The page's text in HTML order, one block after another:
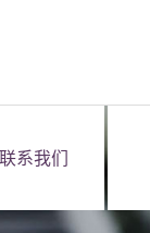
联系我们